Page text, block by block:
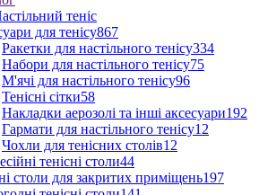
теніс
для тенісу867
Ракетки для настільного тенісу334
Набори для настільного тенісу75
М'ячі для настільного тенісу96
Тенісні сітки58
Накладки аерозолі та інші аксесуари192
Гармати для настільного тенісу12
Чохли для тенісних столів12
тенісні столи44
столи для закритих приміщень197